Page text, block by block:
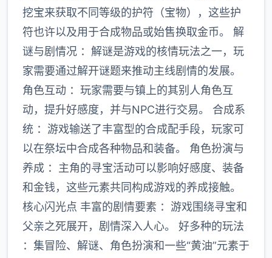
挖宝来获取不同等级的护符（宝物），这些护
符也许以及用于合成物品或始售换取金币。 解
谜与剧情况 ：解谜是游戏的核情玩法之一，玩
家需要通过解开谜题来推动主线剧情的发展。
角色互动 ：玩家需要与镇上的其别人角色互
动，提升好感度，并与NPC进行交易。 合成系
统 ：游戏输送了丰富型的合成配手段，玩家可
以在祭坛中合成各种物品和装备。 角色扮演与
养成 ：主角的寻宝活动可以影响好感度、装备
和金钱，这些元素共同构成游戏的养成接触。
核心闪光点 丰富的剧情要素 ：游戏围绕寻宝和
父亲之死展开，剧情深入人心。 好多种的玩法
：集冒险、解谜、角色扮演和一些“黄油”元素于